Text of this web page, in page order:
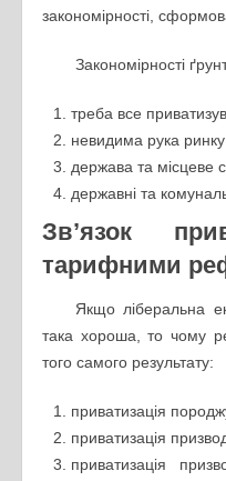
закономірності,
Закономірності
треба все
невидима рука
держава та місцеве
державні та
Зв’язок
тарифними
Якщо ліберальна
така хороша, то чому
того самого результату:
приватизація
приватизація
приватизація